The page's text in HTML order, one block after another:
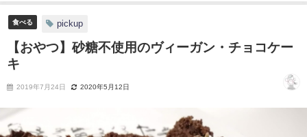
食べる pickup
【おやつ】砂糖不使用のヴィーガン・チョコケー
キ
2019年7月24日 2020年5月12日